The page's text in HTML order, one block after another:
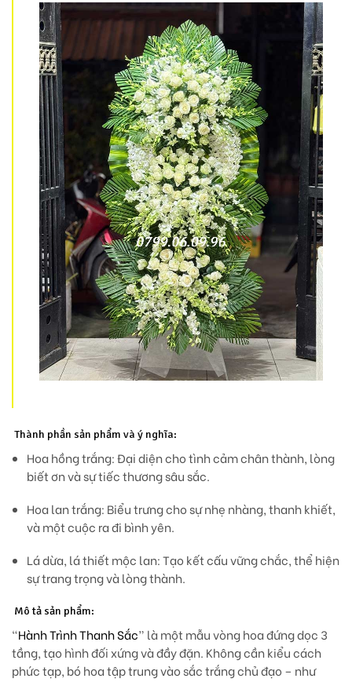
Thành phần sản phẩm và ý nghĩa:
Hoa hồng trắng:Đại diện cho tình cảm chân thành, lòng
biết ơn và sự tiếc thương sâu sắc.
Hoa lan trắng: Biểu trưng cho sự nhẹ nhàng, thanh khiết,
và một cuộc ra đi bình yên.
Lá dừa, lá thiết mộc lan:Tạo kết cấu vững chắc, thể hiện
sự trang trọng và lòng thành.
Mô tả sản phẩm:
“Hành Trình Thanh Sắc” là một mẫu vòng hoađứng dọc 3
tầng, tạo hình đối xứng và đầy đặn. Không cần kiểu cách
phức tạp, bó hoatập trung vào sắc trắng chủ đạo – như